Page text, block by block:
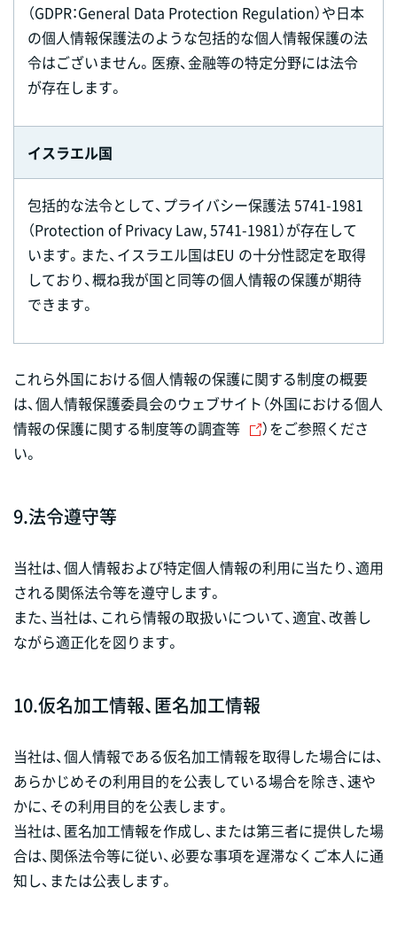
（GDPR：General Data Protection Regulation）や日本
の個人情報保護法のような包括的な個人情報保護の法
令はございません。医療、金融等の特定分野には法令
が存在します。
イスラエル国
包括的な法令として、プライバシー保護法 5741-1981
（Protection of Privacy Law, 5741-1981）が存在して
います。また、イスラエル国はEU の十分性認定を取得
しており、概ね我が国と同等の個人情報の保護が期待
できます。
これら外国における個人情報の保護に関する制度の概要
は、個人情報保護委員会のウェブサイト（外国における個人
情報の保護に関する制度等の調査等
）をご参照くださ
い。
9.法令遵守等
当社は、個人情報および特定個人情報の利用に当たり、適用
される関係法令等を遵守します。
また、当社は、これら情報の取扱いについて、適宜、改善し
ながら適正化を図ります。
10.仮名加工情報、匿名加工情報
当社は、個人情報である仮名加工情報を取得した場合には、
あらかじめその利用目的を公表している場合を除き、速や
かに、その利用目的を公表します。
当社は、匿名加工情報を作成し、または第三者に提供した場
合は、関係法令等に従い、必要な事項を遅滞なくご本人に通
知し、または公表します。